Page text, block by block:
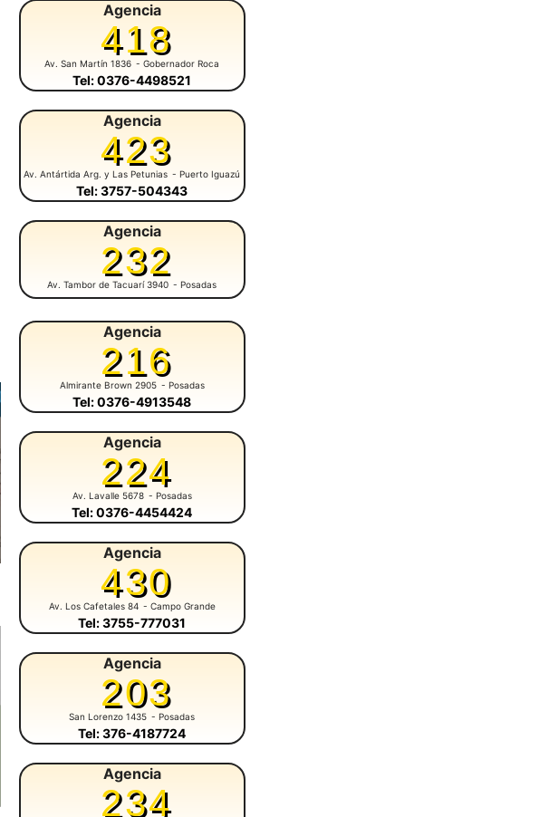
Agencia
418
Av. San Martín 1836 - Gobernador Roca
Tel: 0376-4498521
Agencia
423
Av. Antártida Arg. y Las Petunias - Puerto Iguazú
Tel: 3757-504343
Agencia
232
Av. Tambor de Tacuarí 3940 - Posadas
Agencia
216
Almirante Brown 2905 - Posadas
Tel: 0376-4913548
Agencia
224
Av. Lavalle 5678 - Posadas
Tel: 0376-4454424
Agencia
430
Av. Los Cafetales 84 - Campo Grande
Tel: 3755-777031
Agencia
203
San Lorenzo 1435 - Posadas
Tel: 376-4187724
Agencia
234